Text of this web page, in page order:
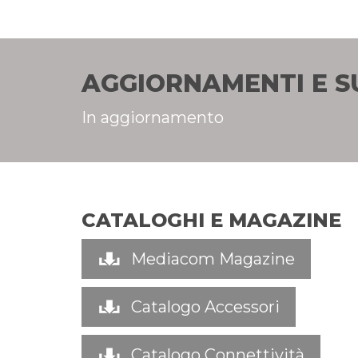
AGGIORNAMENTI E
In aggiornamento
CATALOGHI E MAGAZINE
Mediacom Magazine
Catalogo Accessori